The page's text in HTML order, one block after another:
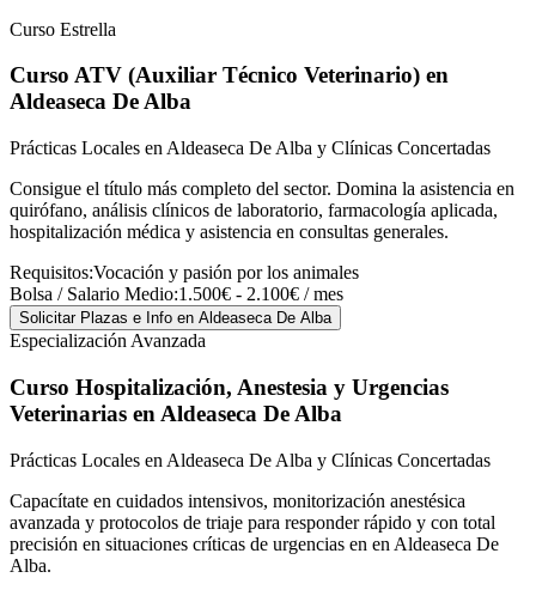
Curso Estrella
Curso ATV (Auxiliar Técnico Veterinario) en
Aldeaseca De Alba
Prácticas Locales en Aldeaseca De Alba y Clínicas Concertadas
Consigue el título más completo del sector. Domina la asistencia en
quirófano, análisis clínicos de laboratorio, farmacología aplicada,
hospitalización médica y asistencia en consultas generales.
Requisitos:Vocación y pasión por los animales
Bolsa / Salario Medio:1.500€ - 2.100€ / mes
Solicitar Plazas e Info en Aldeaseca De Alba
Especialización Avanzada
Curso Hospitalización, Anestesia y Urgencias
Veterinarias en Aldeaseca De Alba
Prácticas Locales en Aldeaseca De Alba y Clínicas Concertadas
Capacítate en cuidados intensivos, monitorización anestésica
avanzada y protocolos de triaje para responder rápido y con total
precisión en situaciones críticas de urgencias en en Aldeaseca De
Alba.